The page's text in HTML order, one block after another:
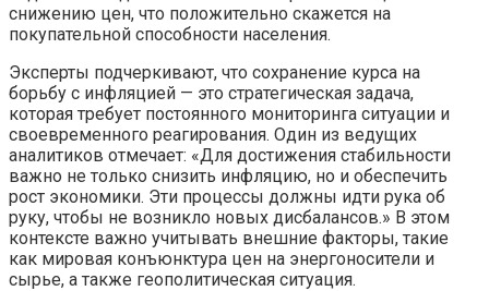
снижению цен, что положительно скажется на
покупательной способности населения.
Эксперты подчеркивают, что сохранение курса на
борьбу с инфляцией — это стратегическая задача,
которая требует постоянного мониторинга ситуации и
своевременного реагирования. Один из ведущих
аналитиков отмечает: «Для достижения стабильности
важно не только снизить инфляцию, но и обеспечить
рост экономики. Эти процессы должны идти рука об
руку, чтобы не возникло новых дисбалансов.» В этом
контексте важно учитывать внешние факторы, такие
как мировая конъюнктура цен на энергоносители и
сырье, а также геополитическая ситуация.